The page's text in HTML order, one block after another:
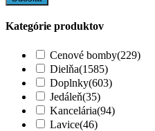
Kategórie produktov
Cenové bomby(229)
Dielňa(1585)
Doplnky(603)
Jedáleň(35)
Kancelária(94)
Lavice(46)